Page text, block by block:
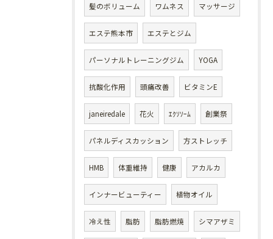
髪のボリューム ワムネス マッサージ
エステ熊本市 エステとジム
パーソナルトレーニングジム YOGA
抗酸化作用 頭痛改善 ビタミンE
janeiredale 花火 ｴｸｿｿｰﾑ 創業祭
パネルディスカッション 方ストレッチ
HMB 体重維持 健康 アカルカ
インナービューティー 植物オイル
冷え性 脂肪 脂肪燃焼 シマアザミ